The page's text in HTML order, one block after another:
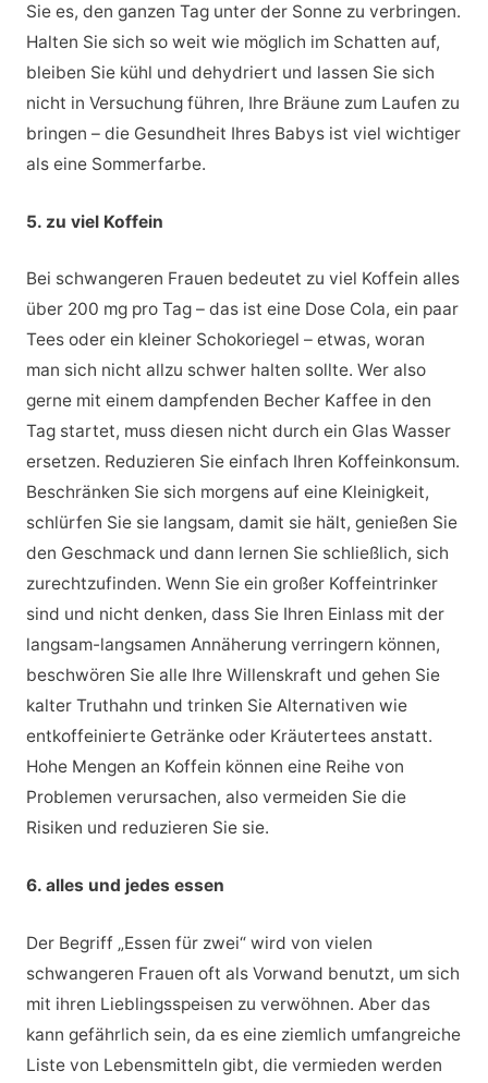
Sie es, den ganzen Tag unter der Sonne zu verbringen.
Halten Sie sich so weit wie möglich im Schatten auf,
bleiben Sie kühl und dehydriert und lassen Sie sich
nicht in Versuchung führen, Ihre Bräune zum Laufen zu
bringen – die Gesundheit Ihres Babys ist viel wichtiger
als eine Sommerfarbe.
5. zu viel Koffein
Bei schwangeren Frauen bedeutet zu viel Koffein alles
über 200 mg pro Tag – das ist eine Dose Cola, ein paar
Tees oder ein kleiner Schokoriegel – etwas, woran
man sich nicht allzu schwer halten sollte. Wer also
gerne mit einem dampfenden Becher Kaffee in den
Tag startet, muss diesen nicht durch ein Glas Wasser
ersetzen. Reduzieren Sie einfach Ihren Koffeinkonsum.
Beschränken Sie sich morgens auf eine Kleinigkeit,
schlürfen Sie sie langsam, damit sie hält, genießen Sie
den Geschmack und dann lernen Sie schließlich, sich
zurechtzufinden. Wenn Sie ein großer Koffeintrinker
sind und nicht denken, dass Sie Ihren Einlass mit der
langsam-langsamen Annäherung verringern können,
beschwören Sie alle Ihre Willenskraft und gehen Sie
kalter Truthahn und trinken Sie Alternativen wie
entkoffeinierte Getränke oder Kräutertees anstatt.
Hohe Mengen an Koffein können eine Reihe von
Problemen verursachen, also vermeiden Sie die
Risiken und reduzieren Sie sie.
6. alles und jedes essen
Der Begriff „Essen für zwei“ wird von vielen
schwangeren Frauen oft als Vorwand benutzt, um sich
mit ihren Lieblingsspeisen zu verwöhnen. Aber das
kann gefährlich sein, da es eine ziemlich umfangreiche
Liste von Lebensmitteln gibt, die vermieden werden